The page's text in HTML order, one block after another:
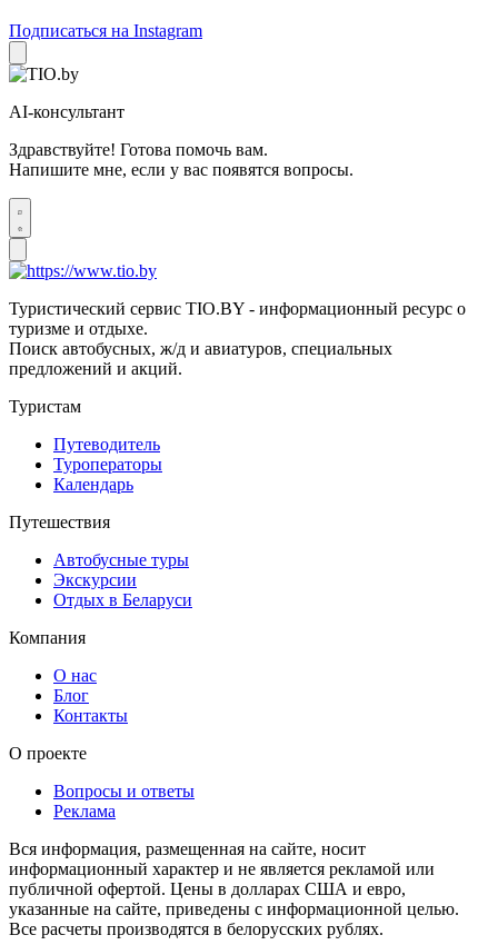
Подписаться на Instagram
AI-консультант
Здравствуйте! Готова помочь вам.
Напишите мне, если у вас появятся вопросы.
Туристический сервис TIO.BY - информационный ресурс о
туризме и отдыхе.
Поиск автобусных, ж/д и авиатуров, специальных
предложений и акций.
Туристам
Путеводитель
Туроператоры
Календарь
Путешествия
Автобусные туры
Экскурсии
Отдых в Беларуси
Компания
О нас
Блог
Контакты
О проекте
Вопросы и ответы
Реклама
Вся информация, размещенная на сайте, носит
информационный характер и не является рекламой или
публичной офертой. Цены в долларах США и евро,
указанные на сайте, приведены с информационной целью.
Все расчеты производятся в белорусских рублях.